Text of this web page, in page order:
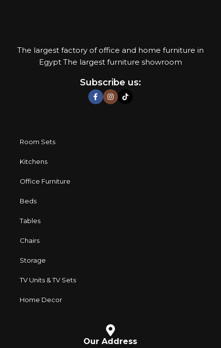
The largest factory of office and home furniture in
Egypt The largest furniture showroom
Subscribe us:
Room Sets
Kitchens
Office Furniture
Beds
Tables
Chairs
Storage
TV Units & TV Sets
Home Decor
Our Address